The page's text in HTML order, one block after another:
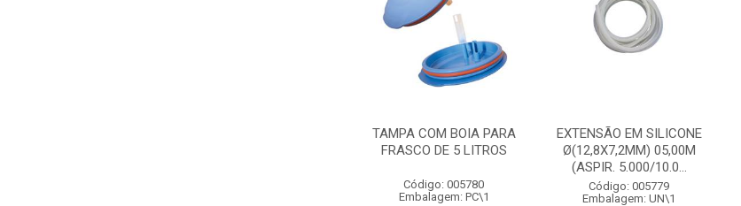
TAMPA COM BOIA PARA
FRASCO DE 5 LITROS
Código: 005780
Embalagem: PC\1
EXTENSÃO EM SILICONE
Ø(12,8X7,2MM) 05,00M
(ASPIR. 5.000/10.0...
Código: 005779
Embalagem: UN\1